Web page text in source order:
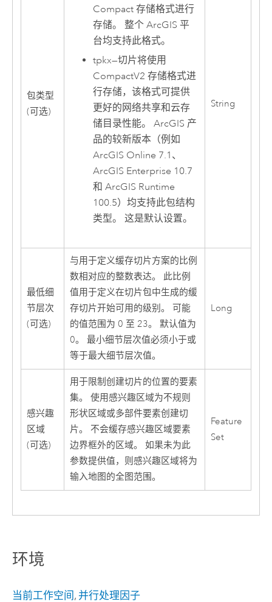
包类型
(可选)
Compact 存储格式进行
存储。 整个 ArcGIS 平
台均支持此格式。
tpkx—切片将使用
CompactV2 存储格式进
行存储，该格式可提供
更好的网络共享和云存
储目录性能。 ArcGIS 产
品的较新版本（例如
ArcGIS Online 7.1、
ArcGIS Enterprise 10.7
和 ArcGIS Runtime
100.5）均支持此包结构
类型。 这是默认设置。
String
最低细
节层次
(可选)
与用于定义缓存切片方案的比例
数相对应的整数表达。 此比例
值用于定义在切片包中生成的缓
存切片开始可用的级别。 可能
的值范围为 0 至 23。 默认值为
0。 最小细节层次值必须小于或
等于最大细节层次值。
Long
感兴趣
区域
(可选)
用于限制创建切片的位置的要素
集。 使用感兴趣区域为不规则
形状区域或多部件要素创建切
片。 不会缓存感兴趣区域要素
边界框外的区域。 如果未为此
参数提供值，则感兴趣区域将为
输入地图的全图范围。
Feature
Set
环境
当前工作空间, 并行处理因子